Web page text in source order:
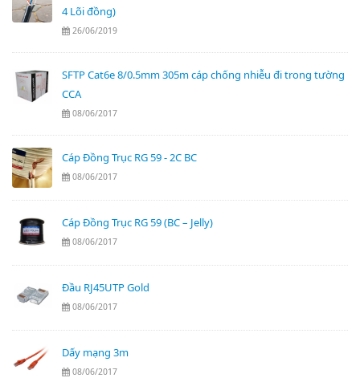
4 Lõi đồng)
26/06/2019
SFTP Cat6e 8/0.5mm 305m cáp chống nhiễu đi trong tường
CCA
08/06/2017
Cáp Đồng Trục RG 59 - 2C BC
08/06/2017
Cáp Đồng Trục RG 59 (BC – Jelly)
08/06/2017
Đầu RJ45UTP Gold
08/06/2017
Dấy mạng 3m
08/06/2017